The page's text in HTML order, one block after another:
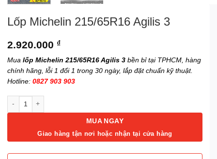
Lốp Michelin 215/65R16 Agilis 3
2.920.000 ₫
Mua lốp Michelin 215/65R16 Agilis 3 bền bỉ tại TPHCM, hàng
chính hãng, lỗi 1 đổi 1 trong 30 ngày, lắp đặt chuẩn kỹ thuật.
Hotline: 0827 903 903
MUA NGAY
Giao hàng tận nơi hoặc nhận tại cửa hàng